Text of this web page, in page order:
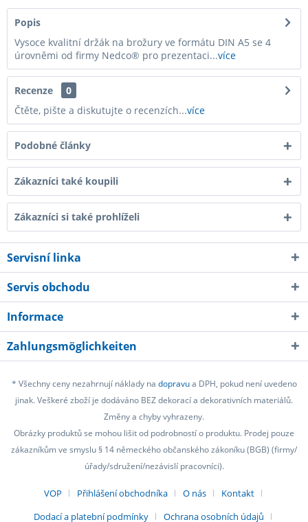
Popis
Vysoce kvalitní držák na brožury ve formátu DIN A5 se 4
úrovněmi od firmy Nedco® pro prezentaci...více
Recenze
0
Čtěte, pište a diskutujte o recenzích...více
Podobné články
Zákazníci také koupili
Zákazníci si také prohlíželi
Servisní linka
Servis obchodu
Informace
Zahlungsmöglichkeiten
* Všechny ceny nezahrnují náklady na dopravua DPH, pokud není uvedeno
jinak. Veškeré zboží je dodáváno BEZ dekorací a dekorativních materiálů.
Změny a chyby vyhrazeny.
Obrázky produktů se mohou lišit od podrobností o produktu. Prodej pouze
zákazníkům ve smyslu § 14 německého občanského zákoníku (BGB) (firmy/
úřady/sdružení/nezávislí pracovníci).
VOP Přihlášení obchodníka O nás
Kontakt
Dodací a platební podmínky
Ochrana osobních údajů